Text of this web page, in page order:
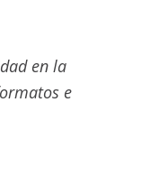
en la
e